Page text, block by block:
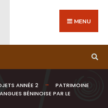
MENU
ANNÉE 2
PATRIMOINE
BÉNINOISE PAR LE